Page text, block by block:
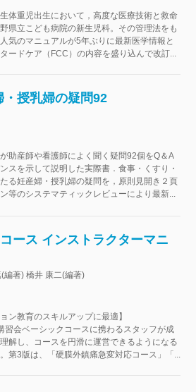
体重児出生において，高度な医療技術と救命
県立こども病院の新生児科。その管理法をも
気のマニュアルが5年ぶりに最新医学情報と
ードケア（FCC）の内容を盛り込んで改訂...
授乳婦の疑問92
助産師や看護師によく聞く疑問92個をQ＆A
スを示して説明した実際書．食事・くすり・
る妊産婦・授乳婦の疑問を，原則見開き２頁
等のシステマティックレビューにより最新...
ース インストラクターマニ
編著) 橋井 康二(編著)
ン教育のスキルアップに最適】
習会ベーシックコースに携わるスタッフが成
解し、コースを円滑に運営できるようになる
第3版は、「硬膜外鎮痛急変対応コース」「...